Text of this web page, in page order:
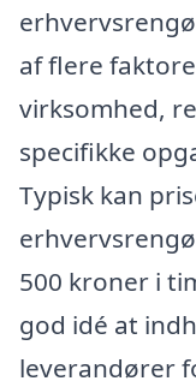
af flere
virksomhed,
specifikke
Typisk kan
500 kroner i
god idé at
leverandører